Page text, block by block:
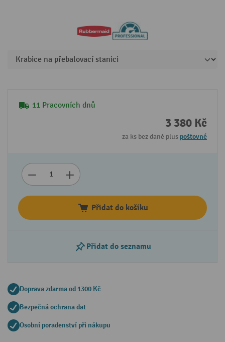
11 Pracovních dnů
3 380 Kč
za ks bez daně plus poštovné
Přidat do košíku
Přidat do seznamu
Doprava zdarma od 1300 Kč
Bezpečná ochrana dat
Osobní poradenství při nákupu